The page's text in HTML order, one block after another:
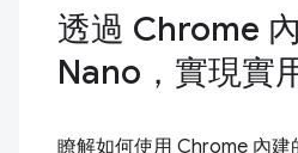
透過 Chrome
Nano，實現實
瞭解如何使用 Chrome 內建